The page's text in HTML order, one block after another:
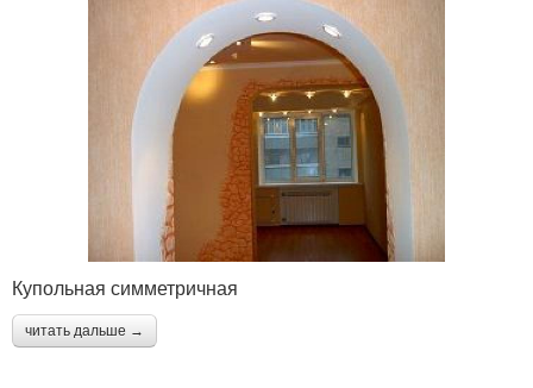
Купольная симметричная
читать дальше →